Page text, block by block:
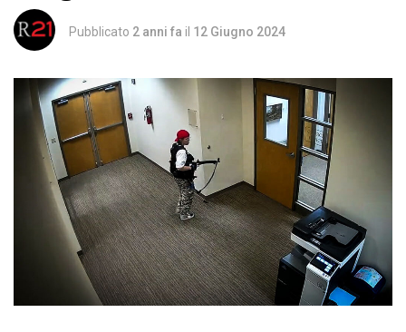
Pubblicato 2 anni fa il 12 Giugno 2024